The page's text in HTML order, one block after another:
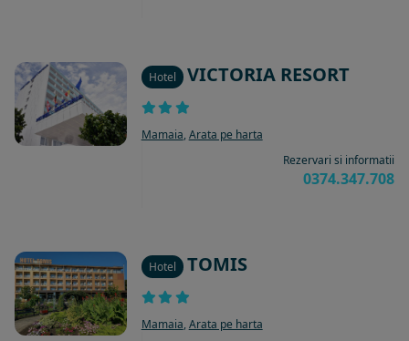
Hotel VICTORIA RESORT
Mamaia, Arata pe harta
Rezervari si informatii
0374.347.708
Hotel TOMIS
Mamaia, Arata pe harta